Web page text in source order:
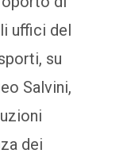
uffici del
su
Salvini,
dei